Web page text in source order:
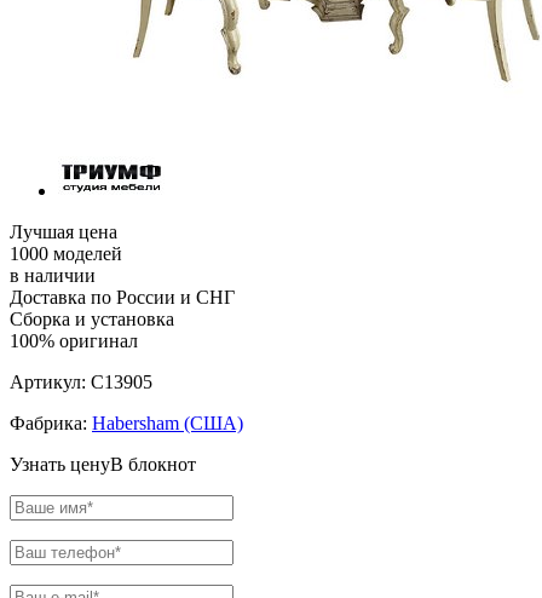
Лучшая цена
1000 моделей
в наличии
Доставка по России и СНГ
Сборка и установка
100% оригинал
Артикул: C13905
Фабрика: Habersham (США)
Узнать ценуВ блокнот